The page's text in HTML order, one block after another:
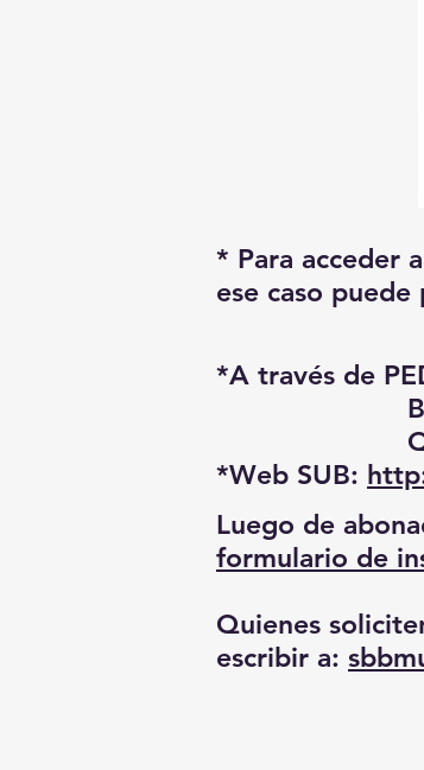
* Para acceder
ese caso
*A través de
*Web SUB:
Luego de
formulario de
Quienes
escribir a: